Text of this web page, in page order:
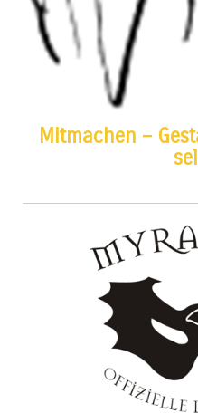
Mitmachen –